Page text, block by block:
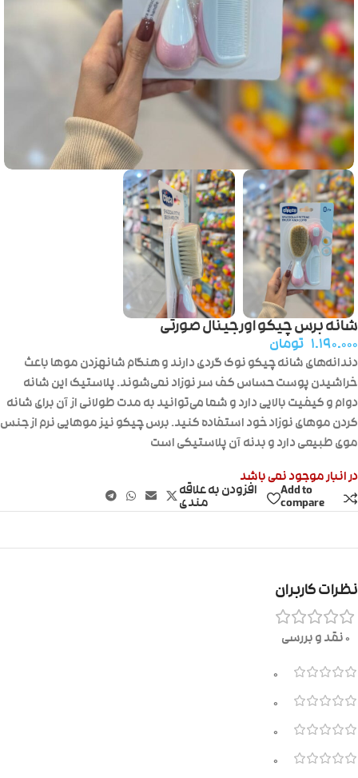
شانه برس چیکو اورجینال صورتی
۱.۱۹۰.۰۰۰ تومان
دندانه‌های شانه چیکو نوک گردی دارند و هنگام شانهزدن موها باعث
خراشیدن پوست حساس کف سر نوزاد نمی‌شوند. پلاستیک این شانه
دوام و کیفیت بالایی دارد و شما می‌توانید به مدت طولانی از آن برای شانه
کردن موهای نوزاد خود استفاده کنید. برس چیکو نیز موهایی نرم از جنس
موی طبیعی دارد و بدنه آن پلاستیکی است
در انبار موجود نمی باشد
Add to
compare
افزودن به علاقه
مندی
نظرات کاربران
0 نقد و بررسی
0
0
0
0